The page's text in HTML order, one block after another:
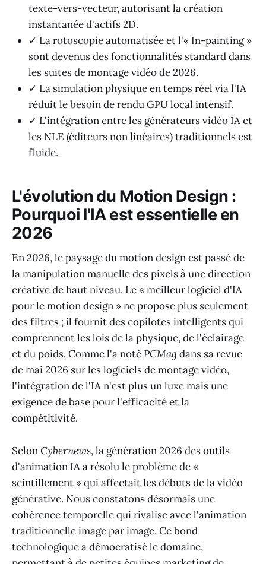
texte-vers-vecteur, autorisant la création
instantanée d'actifs 2D.
✓ La rotoscopie automatisée et l'« In-painting »
sont devenus des fonctionnalités standard dans
les suites de montage vidéo de 2026.
✓ La simulation physique en temps réel via l'IA
réduit le besoin de rendu GPU local intensif.
✓ L'intégration entre les générateurs vidéo IA et
les NLE (éditeurs non linéaires) traditionnels est
fluide.
L'évolution du Motion Design :
Pourquoi l'IA est essentielle en
2026
En 2026, le paysage du motion design est passé de
la manipulation manuelle des pixels à une direction
créative de haut niveau. Le « meilleur logiciel d'IA
pour le motion design » ne propose plus seulement
des filtres ; il fournit des copilotes intelligents qui
comprennent les lois de la physique, de l'éclairage
et du poids. Comme l'a notéPCMag dans sa revue
de mai 2026 sur les logiciels de montage vidéo,
l'intégration de l'IA n'est plus un luxe mais une
exigence de base pour l'efficacité et la
compétitivité.
SelonCybernews, la génération 2026 des outils
d'animation IA a résolu le problème de «
scintillement » qui affectait les débuts de la vidéo
générative. Nous constatons désormais une
cohérence temporelle qui rivalise avec l'animation
traditionnelle image par image. Ce bond
technologique a démocratisé le domaine,